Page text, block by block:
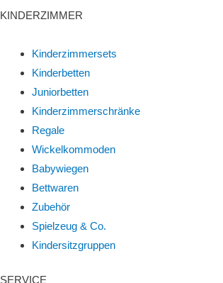
KINDERZIMMER
Kinderzimmersets
Kinderbetten
Juniorbetten
Kinderzimmerschränke
Regale
Wickelkommoden
Babywiegen
Bettwaren
Zubehör
Spielzeug & Co.
Kindersitzgruppen
SERVICE